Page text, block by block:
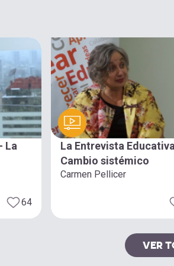
La
64
La Entrevista
Cambio sistémico
Carmen Pellicer
VER